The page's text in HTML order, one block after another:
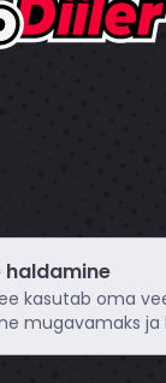
haldamine
kasutab oma
mugavamaks ja